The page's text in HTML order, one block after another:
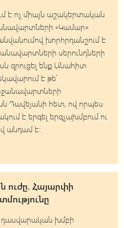
է ոչ միայն աշակերտական
«Կամար»
խորհրդանշում է
սերունդների
զրուցել ենք Անահիտ
է թե՛
Դավեյանի հետ, ով որպես
է երգել երգչախմբում ու
անդամ է։
ուժը. Հայարփի
դասվարական խմբի